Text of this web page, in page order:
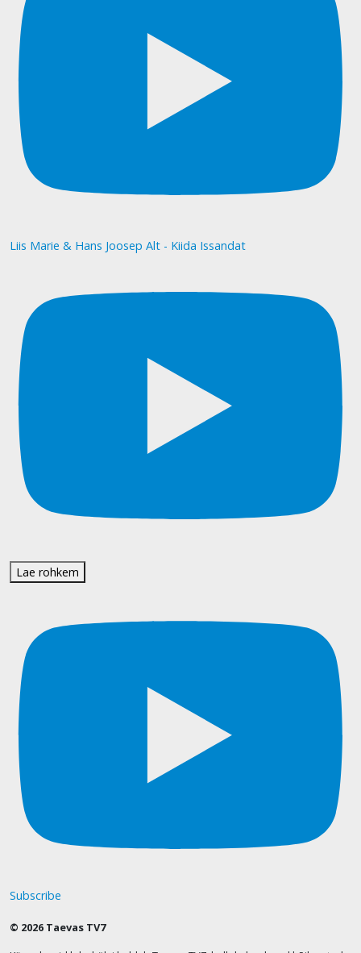
Liis Marie & Hans Joosep Alt - Kiida Issandat
Lae rohkem
Subscribe
© 2026 Taevas TV7